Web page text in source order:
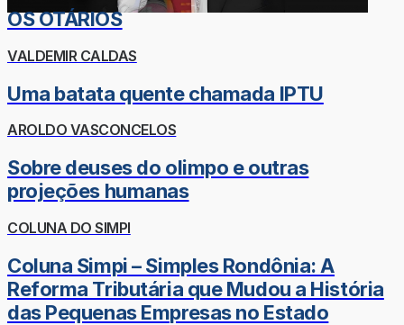
OS OTÁRIOS
VALDEMIR CALDAS
Uma batata quente chamada IPTU
AROLDO VASCONCELOS
Sobre deuses do olimpo e outras
projeções humanas
COLUNA DO SIMPI
Coluna Simpi – Simples Rondônia: A
Reforma Tributária que Mudou a História
das Pequenas Empresas no Estado